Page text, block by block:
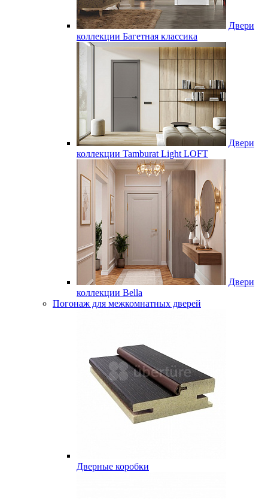
Двери
коллекции Багетная классика
Двери
коллекции Tamburat Light LOFT
Двери
коллекции Bella
Погонаж для межкомнатных дверей
Дверные коробки